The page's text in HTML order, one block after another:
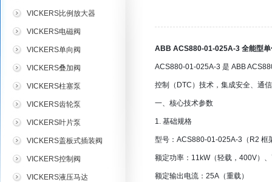
VICKERS比例放大器
VICKERS电磁阀
VICKERS单向阀
VICKERS叠加阀
VICKERS柱塞泵
VICKERS齿轮泵
VICKERS叶片泵
VICKERS盖板式插装阀
VICKERS控制阀
VICKERS液压马达
ABB ACS880-01-025A-3 全能型单
ACS880-01-025A-3 是 ABB
控制（DTC）技术，集成安全、通
一、核心技术参数
1. 基础规格
型号：ACS880-01-025A-3（R2 框
额定功率：11kW（轻载，400V）
额定输出电流：25A（重载）